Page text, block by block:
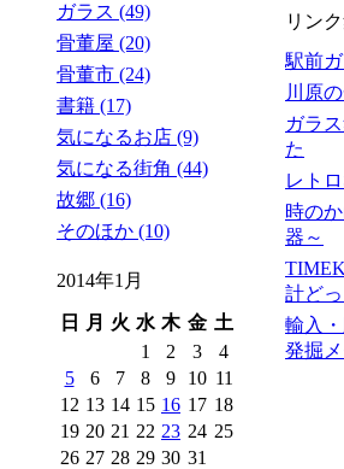
リン
駅前
川原
ガラ
た
レト
時の
器～
計ど
輸入
発掘
ガラス (49)
骨董屋 (20)
骨董市 (24)
書籍 (17)
気になるお店 (9)
気になる街角 (44)
故郷 (16)
そのほか (10)
2014年1月
日 月 火 水 木 金 土
1
2 3
4
5
6 7 8 9 10 11
12 13 14 15 16 17 18
19 20 21 22 23 24 25
26 27 28 29 30 31